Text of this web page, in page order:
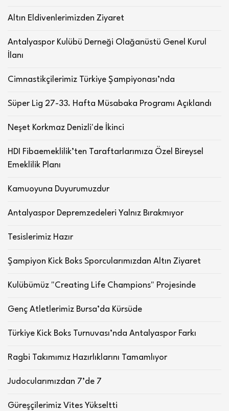
Altın Eldivenlerimizden Ziyaret
Antalyaspor Kulübü Derneği Olağanüstü Genel Kurul
İlanı
Cimnastikçilerimiz Türkiye Şampiyonası’nda
Süper Lig 27-33. Hafta Müsabaka Programı Açıklandı
Neşet Korkmaz Denizli'de İkinci
HDI Fibaemeklilik’ten Taraftarlarımıza Özel Bireysel
Emeklilik Planı
Kamuoyuna Duyurumuzdur
Antalyaspor Depremzedeleri Yalnız Bırakmıyor
Tesislerimiz Hazır
Şampiyon Kick Boks Sporcularımızdan Altın Ziyaret
Kulübümüz "Creating Life Champions" Projesinde
Genç Atletlerimiz Bursa’da Kürsüde
Türkiye Kick Boks Turnuvası’nda Antalyaspor Farkı
Ragbi Takımımız Hazırlıklarını Tamamlıyor
Judocularımızdan 7’de 7
Güreşçilerimiz Vites Yükseltti